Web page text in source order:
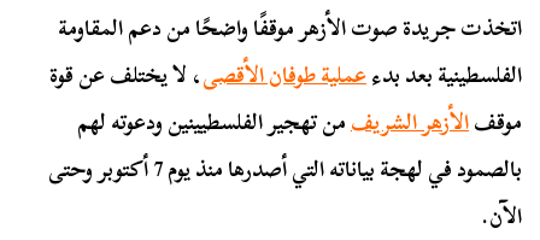
اتخذت جريدة صوت الأزهر موقفًا واضحًا من دعم المقاومة
الفلسطينية بعد بدءعملية طوفان الأقصى، لا يختلف عن قوة
موقفالأزهر الشريفمن تهجير الفلسطيينين ودعوته لهم
بالصمود في لهجة بياناته التي أصدرها منذ يوم 7 أكتوبر وحتى
الآن.